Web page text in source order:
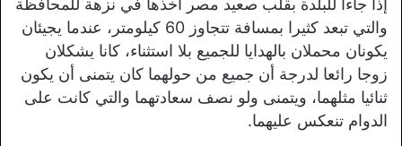
والتي تبعد كثيرا بمسافة تتجاوز 60 كيلومتر، عندما يجيئان
يكونان محملان بالهدايا للجميع بلا استثناء، كانا يشكلان
زوجا رائعا لدرجة أن جميع من حولهما كان يتمنى أن يكون
ثنائيا مثلهما، ويتمنى ولو نصف سعادتهما والتي كانت على
الدوام تنعكس عليهما.